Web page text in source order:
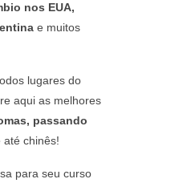
nos EUA,
e muitos
lugares do
aqui as melhores
passando
até chinês!
para seu curso